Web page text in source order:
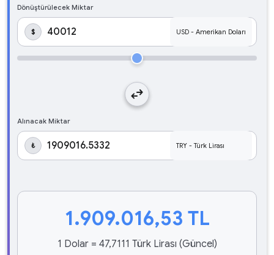
Dönüştürülecek Miktar
$
swap_horiz
Alınacak Miktar
₺
1.909.016,53 TL
1 Dolar = 47,7111 Türk Lirası (Güncel)